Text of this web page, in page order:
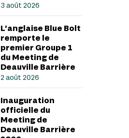
3 août 2026
L’anglaise Blue Bolt
remporte le
premier Groupe 1
du Meeting de
Deauville Barrière
2 août 2026
Inauguration
officielle du
Meeting de
Deauville Barrière